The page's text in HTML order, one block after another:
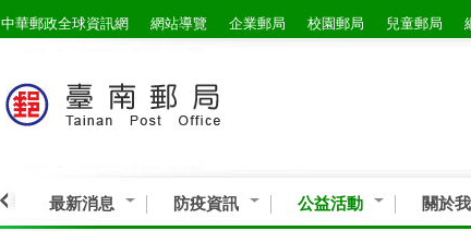
中華郵政全球資訊網 網站導覽 企業郵局 校園郵局 兒童郵局
最新消息 防疫資訊 公益活動 關於